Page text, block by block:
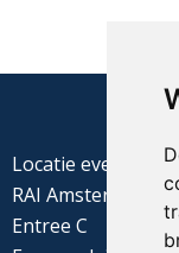
Locatie evenement
RAI Amsterdam
Entree C